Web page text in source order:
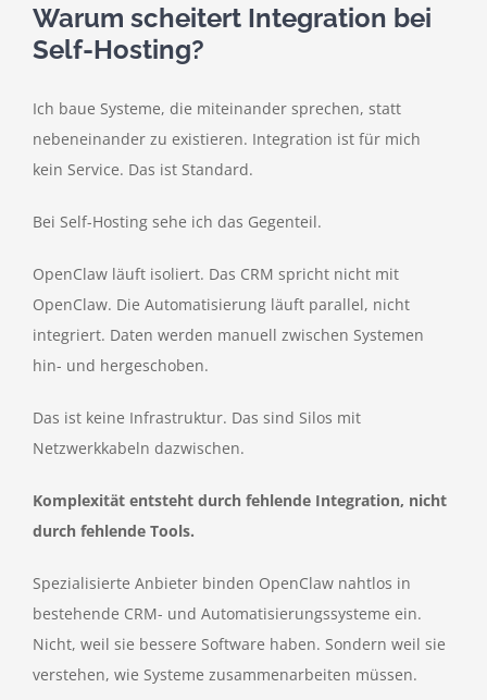
Warum scheitert Integration bei
Self-Hosting?
Ich baue Systeme, die miteinander sprechen, statt
nebeneinander zu existieren. Integration ist für mich
kein Service. Das ist Standard.
Bei Self-Hosting sehe ich das Gegenteil.
OpenClaw läuft isoliert. Das CRM spricht nicht mit
OpenClaw. Die Automatisierung läuft parallel, nicht
integriert. Daten werden manuell zwischen Systemen
hin- und hergeschoben.
Das ist keine Infrastruktur. Das sind Silos mit
Netzwerkkabeln dazwischen.
Komplexität entsteht durch fehlende Integration, nicht
durch fehlende Tools.
Spezialisierte Anbieter binden OpenClaw nahtlos in
bestehende CRM- und Automatisierungssysteme ein.
Nicht, weil sie bessere Software haben. Sondern weil sie
verstehen, wie Systeme zusammenarbeiten müssen.